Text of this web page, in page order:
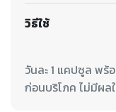
วิธีใช้
วันละ 1 แคปซูล พร้